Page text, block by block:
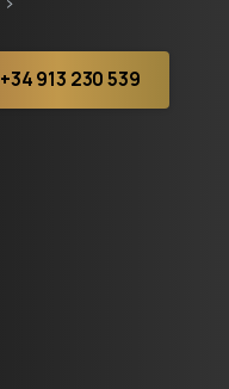
+34 913 230 539